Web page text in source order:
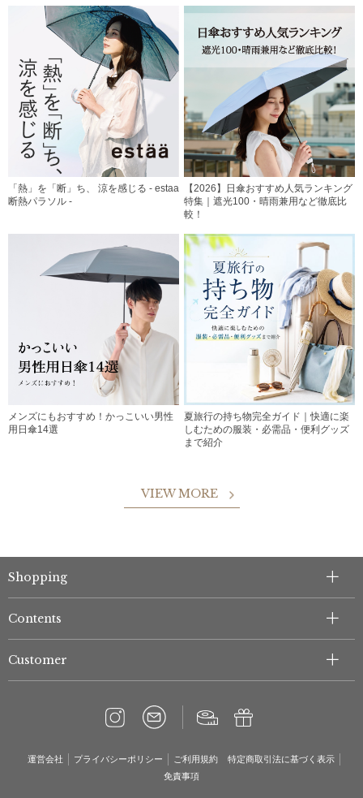
「熱」を「断」ち、 涼を感じる - estaa
断熱パラソル -
【2026】日傘おすすめ人気ランキング
特集｜遮光100・晴雨兼用など徹底比
較！
メンズにもおすすめ！かっこいい男性
用日傘14選
夏旅行の持ち物完全ガイド｜快適に楽
しむための服装・必需品・便利グッズ
まで紹介
VIEW MORE
Shopping
Contents
Customer
運営会社 プライバシーポリシー ご利用規約
特定商取引法に基づく表示
免責事項